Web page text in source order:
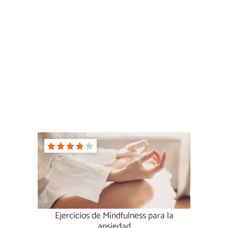
Ejercicios de Mindfulness para la